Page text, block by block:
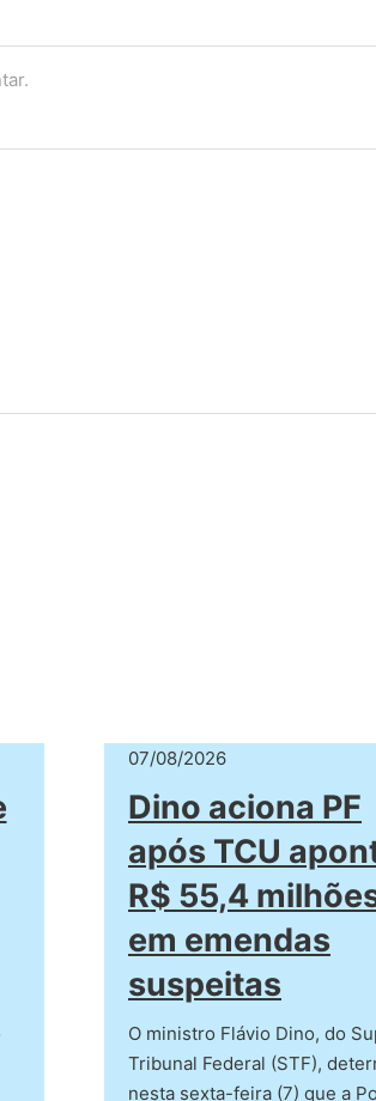
07/08/2026
Dino aciona PF
após TCU
R$ 55,4
em emendas
suspeitas
O ministro Flávio Dino, do
Tribunal Federal (STF),
nesta sexta-feira (7) que a